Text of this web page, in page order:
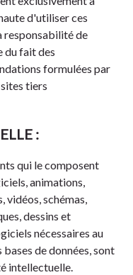
d'utiliser ces
responsabilité de
du fait des
formulées par
tiers
:
qui le composent
animations,
schémas,
dessins et
nécessaires au
de données, sont
intellectuelle.